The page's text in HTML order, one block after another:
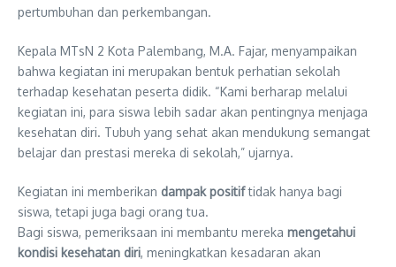
pertumbuhan dan perkembangan.
Kepala MTsN 2 Kota Palembang, M.A. Fajar, menyampaikan
bahwa kegiatan ini merupakan bentuk perhatian sekolah
terhadap kesehatan peserta didik. “Kami berharap melalui
kegiatan ini, para siswa lebih sadar akan pentingnya menjaga
kesehatan diri. Tubuh yang sehat akan mendukung semangat
belajar dan prestasi mereka di sekolah,” ujarnya.
Kegiatan ini memberikan dampak positiftidak hanya bagi
siswa, tetapi juga bagi orang tua.
Bagi siswa, pemeriksaan ini membantu mereka mengetahui
kondisi kesehatan diri, meningkatkan kesadaran akan